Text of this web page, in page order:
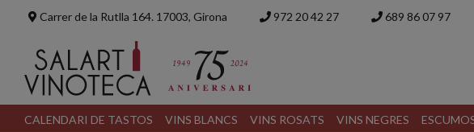
Carrer de la Rutlla 164. 17003, Girona 972 20 42 27 689 86 07 97
CALENDARI DE TASTOS VINS BLANCS VINS ROSATS VINS NEGRES